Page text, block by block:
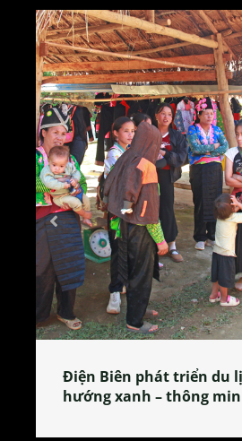
Làng làm bánh tẻ Phú
tỏa đặc sản xứ Đoài